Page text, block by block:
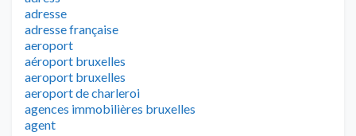
adresse
adresse française
aeroport
aéroport bruxelles
aeroport bruxelles
aeroport de charleroi
agences immobilières bruxelles
agent